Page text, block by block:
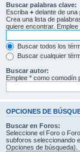
Buscar palabras clave:
Escriba + delante de
Crea una lista de
quiere encontrar. Emplee
Buscar todos los
Buscar cualquier
Buscar autor:
Emplee * como comodín
OPCIONES DE
Buscar en Foros:
Seleccione el Foro o
subforos seleccionando
Opciones de búsqueda).